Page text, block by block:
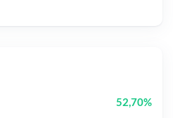
52,70%